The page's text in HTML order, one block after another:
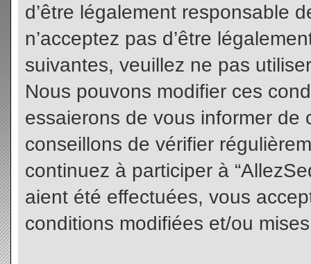
d’être légalement responsable
n’acceptez pas d’être
suivantes, veuillez ne pas
Nous pouvons modifier ces
essaierons de vous informer
conseillons de vérifier
continuez à participer à
aient été effectuées, vous
conditions modifiées et/ou